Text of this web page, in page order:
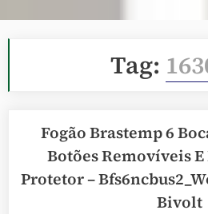
Tag:
Fogão Brastemp 6
Botões Removíveis
Protetor –
Bivolt